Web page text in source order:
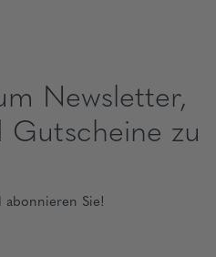
Newsletter,
Gutscheine zu
abonnieren Sie!